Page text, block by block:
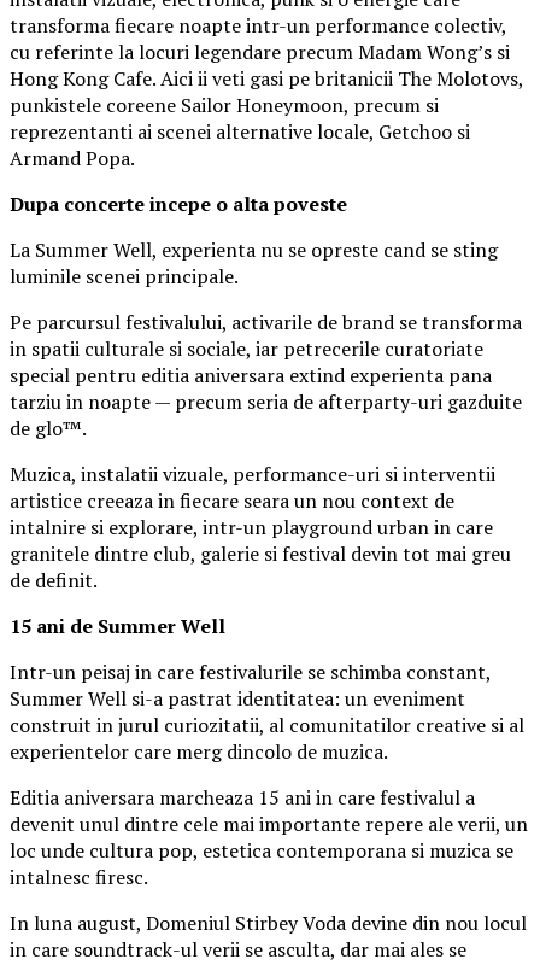
transforma fiecare noapte intr-un performance colectiv,
cu referinte la locuri legendare precum Madam Wong’s si
Hong Kong Cafe. Aici ii veti gasi pe britanicii The Molotovs,
punkistele coreene Sailor Honeymoon, precum si
reprezentanti ai scenei alternative locale, Getchoo si
Armand Popa.
Dupa concerte incepe o alta poveste
La Summer Well, experienta nu se opreste cand se sting
luminile scenei principale.
Pe parcursul festivalului, activarile de brand se transforma
in spatii culturale si sociale, iar petrecerile curatoriate
special pentru editia aniversara extind experienta pana
tarziu in noapte — precum seria de afterparty-uri gazduite
de glo™.
Muzica, instalatii vizuale, performance-uri si interventii
artistice creeaza in fiecare seara un nou context de
intalnire si explorare, intr-un playground urban in care
granitele dintre club, galerie si festival devin tot mai greu
de definit.
15 ani de Summer Well
Intr-un peisaj in care festivalurile se schimba constant,
Summer Well si-a pastrat identitatea: un eveniment
construit in jurul curiozitatii, al comunitatilor creative si al
experientelor care merg dincolo de muzica.
Editia aniversara marcheaza 15 ani in care festivalul a
devenit unul dintre cele mai importante repere ale verii, un
loc unde cultura pop, estetica contemporana si muzica se
intalnesc firesc.
In luna august, Domeniul Stirbey Voda devine din nou locul
in care soundtrack-ul verii se asculta, dar mai ales se